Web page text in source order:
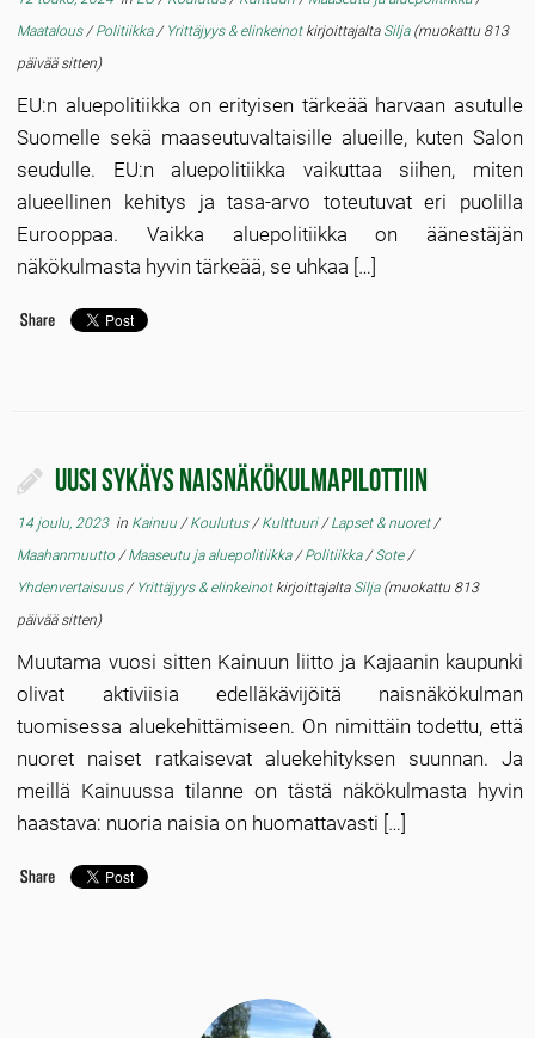
Maatalous/Politiikka/ Yrittäjyys & elinkeinot kirjoittajalta Silja(muokattu 813
päivää sitten)
EU:n aluepolitiikka on erityisen tärkeää harvaan asutulle
Suomelle sekä maaseutuvaltaisille alueille, kuten Salon
seudulle. EU:n aluepolitiikka vaikuttaa siihen, miten
alueellinen kehitys ja tasa-arvo toteutuvat eri puolilla
Eurooppaa. Vaikka aluepolitiikka on äänestäjän
näkökulmasta hyvin tärkeää, se uhkaa […]
Uusi sykäys naisnäkökulmapilottiin
14 joulu, 2023in Kainuu/Koulutus/Kulttuuri/Lapset & nuoret/
Maahanmuutto/Maaseutu ja aluepolitiikka/Politiikka/Sote/
Yhdenvertaisuus/ Yrittäjyys & elinkeinot kirjoittajalta Silja(muokattu 813
päivää sitten)
Muutama vuosi sitten Kainuun liitto ja Kajaanin kaupunki
olivat aktiviisia edelläkävijöitä naisnäkökulman
tuomisessa aluekehittämiseen. On nimittäin todettu, että
nuoret naiset ratkaisevat aluekehityksen suunnan. Ja
meillä Kainuussa tilanne on tästä näkökulmasta hyvin
haastava: nuoria naisia on huomattavasti […]